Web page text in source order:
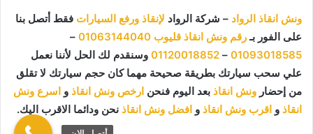
ونش انقاذ الرواد – شركة الرواد لإنقاذ ورفع السيارات فقط أتصل بنا
على الفور بـرقم ونش انقاذ قليوب 01063144040
–
01093018585
–
01120018852 وسنقدم لك الحل لأننا نعمل
علي سحب سيارتك بطريقة صحيحة مهما كان حجم سيارتك لا تقلق
من إحضار ونش انقاذ بعد اليوم فنحن ارخص ونش انقاذ و اسرع ونش
انقاذ و اقرب ونش انقاذ و افضل ونش انقاذ نحن ودائما الاقرب اليك.